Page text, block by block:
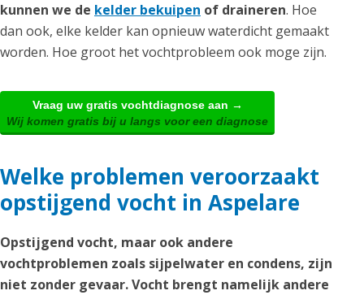
kunnen we de kelder bekuipen of draineren. Hoe
dan ook, elke kelder kan opnieuw waterdicht gemaakt
worden. Hoe groot het vochtprobleem ook moge zijn.
Vraag uw gratis vochtdiagnose aan →
Wij komen gratis bij u langs voor een diagnose
Welke problemen veroorzaakt
opstijgend vocht in Aspelare
Opstijgend vocht, maar ook andere
vochtproblemen zoals sijpelwater en condens, zijn
niet zonder gevaar. Vocht brengt namelijk andere